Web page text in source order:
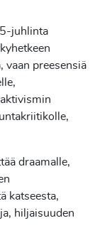
juhlinta
vaan preesensiä
draamalle,
katseesta,
hiljaisuuden